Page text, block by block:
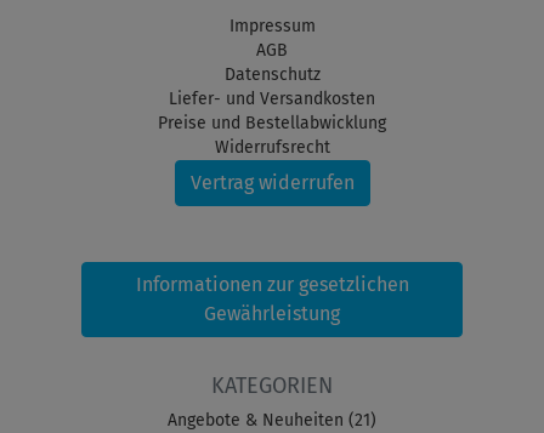
Impressum
AGB
Datenschutz
Liefer- und Versandkosten
Preise und Bestellabwicklung
Widerrufsrecht
Vertrag widerrufen
Informationen zur gesetzlichen
Gewährleistung
KATEGORIEN
Angebote & Neuheiten (21)